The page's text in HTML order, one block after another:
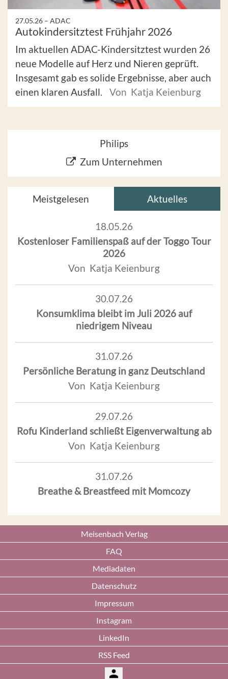
27.05.26 – ADAC
Autokindersitztest Frühjahr 2026
Im aktuellen ADAC-Kindersitztest wurden 26
neue Modelle auf Herz und Nieren geprüft.
Insgesamt gab es solide Ergebnisse, aber auch
einen klaren Ausfall.
Von Katja Keienburg
Philips
Zum Unternehmen
Meistgelesen Aktuelles
18.05.26
Kostenloser Familienspaß auf der Toggo Tour
2026
Von Katja Keienburg
30.07.26
Konsumklima bleibt im Juli 2026 auf
niedrigem Niveau
31.07.26
Persönliche Beratung in ganz Deutschland
Von Katja Keienburg
29.07.26
Rofu Kinderland schließt Eigenverwaltung ab
Von Katja Keienburg
31.07.26
Breathe & Breastfeed mit Momcozy
Meisenbach Verlag
FAQ
Mediadaten
Datenschutz
Impressum
Instagram
LinkedIn
RSS Feed